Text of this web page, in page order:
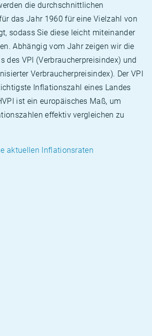
die durchschnittlichen
das Jahr 1960 für eine Vielzahl von
sodass Sie diese leicht miteinander
Abhängig vom Jahr zeigen wir die
des VPI (Verbraucherpreisindex) und
Verbraucherpreisindex). Der VPI
Inflationszahl eines Landes
ist ein europäisches Maß, um
effektiv vergleichen zu
aktuellen Inflationsraten